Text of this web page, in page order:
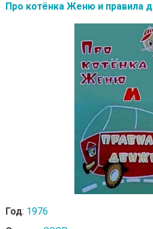
Про котёнка Женю и правила
Год: 1976